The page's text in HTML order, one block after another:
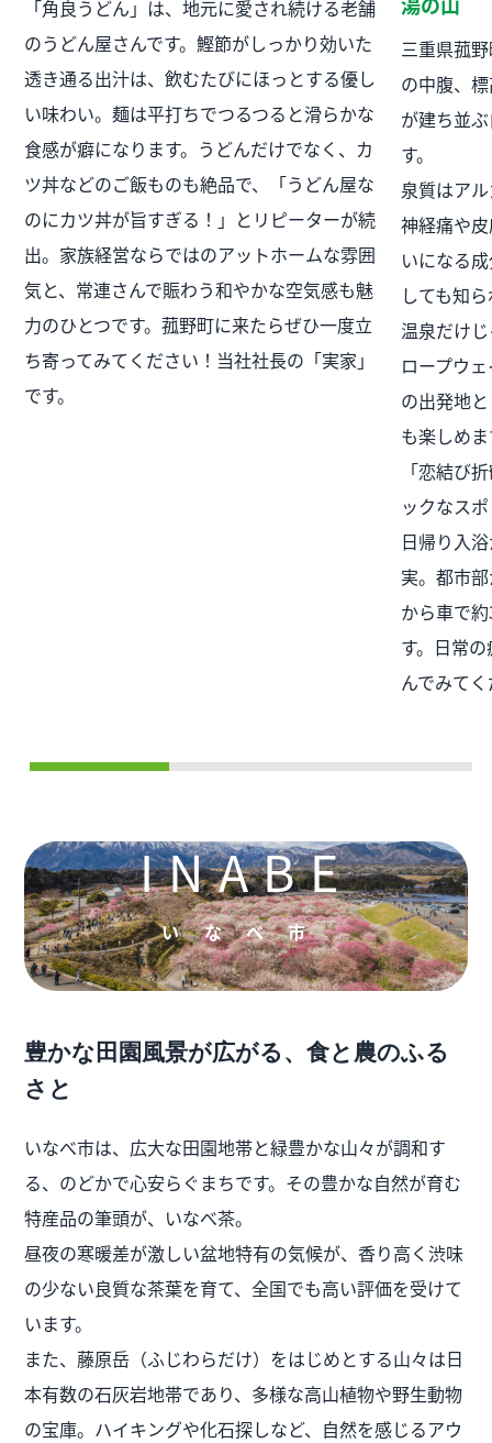
「角良うどん」は、地元に愛され続ける老舗
のうどん屋さんです。鰹節がしっかり効いた
透き通る出汁は、飲むたびにほっとする優し
い味わい。麺は平打ちでつるつると滑らかな
食感が癖になります。うどんだけでなく、カ
ツ丼などのご飯ものも絶品で、「うどん屋な
のにカツ丼が旨すぎる！」とリピーターが続
出。家族経営ならではのアットホームな雰囲
気と、常連さんで賑わう和やかな空気感も魅
力のひとつです。菰野町に来たらぜひ一度立
ち寄ってみてください！当社社長の「実家」
です。
三重県菰
の中腹、
が建ち並
す。
泉質はア
神経痛や
いになる
しても知
温泉だけ
ロープウ
の出発地
も楽しめ
「恋結び
ックなス
日帰り入
実。都市
から車で
す。日常
んでみて
INABE
いなべ市
豊かな田園風景が広がる、食と農のふる
さと
いなべ市は、広大な田園地帯と緑豊かな山々が調和す
る、のどかで心安らぐまちです。その豊かな自然が育む
特産品の筆頭が、いなべ茶。
昼夜の寒暖差が激しい盆地特有の気候が、香り高く渋味
の少ない良質な茶葉を育て、全国でも高い評価を受けて
います。
また、藤原岳（ふじわらだけ）をはじめとする山々は日
本有数の石灰岩地帯であり、多様な高山植物や野生動物
の宝庫。ハイキングや化石探しなど、自然を感じるアウ